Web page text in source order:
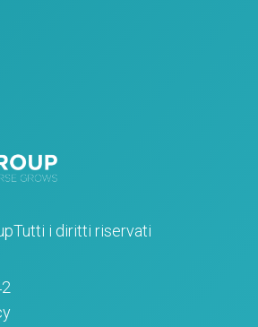
Tutti i diritti riservati